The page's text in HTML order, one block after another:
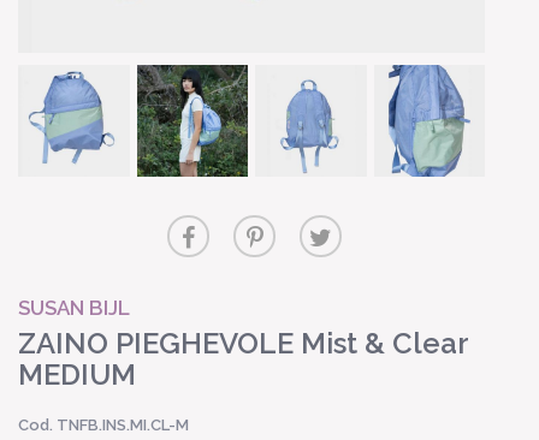
SUSAN BIJL
ZAINO PIEGHEVOLE Mist & Clear
MEDIUM
Cod. TNFB.INS.MI.CL-M